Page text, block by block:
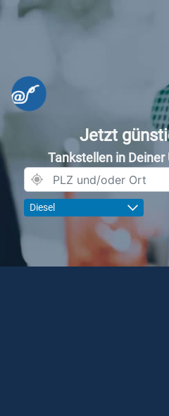
Jetzt
Tankstellen in
Diesel